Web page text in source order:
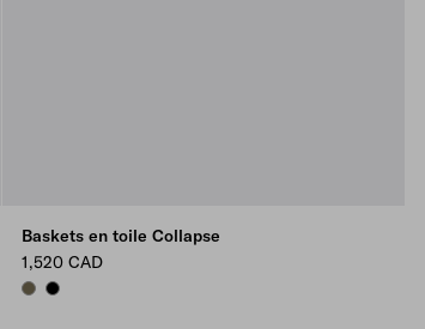
Baskets en toile Collapse
1,520 CAD
FOREST GREEN
BLACK